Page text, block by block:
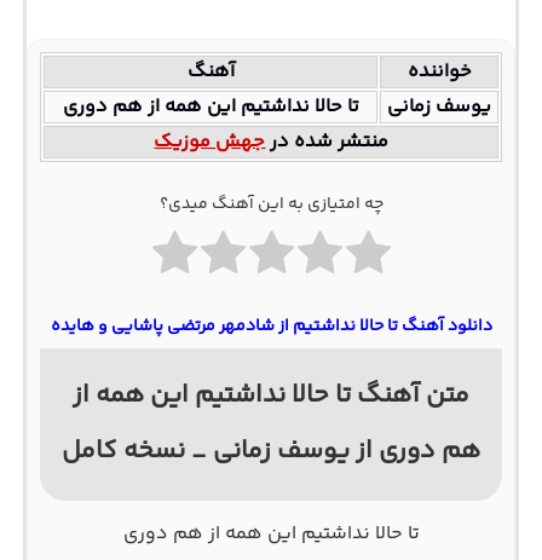
خواننده
آهنگ
یوسف زمانی
تا حالا نداشتیم این همه از هم دوری
منتشر شده درجهش موزیک
چه امتیازی به این آهنگ میدی؟
دانلود آهنگ تا حالا نداشتیم از شادمهر مرتضی پاشایی و هایده
متن آهنگ تا حالا نداشتیم این همه از
هم دوری از یوسف زمانی _ نسخه کامل
تا حالا نداشتیم این همه از هم دوری